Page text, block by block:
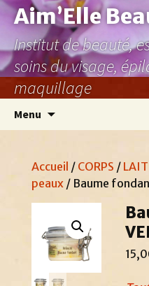
Aller
contenu
Aim’Elle
Institut de beauté,
soins du visage,
maquillage
Menu
Accueil / CORPS / LAIT
peaux/ Baume